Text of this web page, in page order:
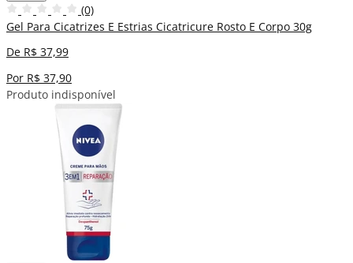
(0)
Gel Para Cicatrizes E Estrias Cicatricure Rosto E Corpo 30g
De R$ 37,99
Por R$ 37,90
Produto indisponível